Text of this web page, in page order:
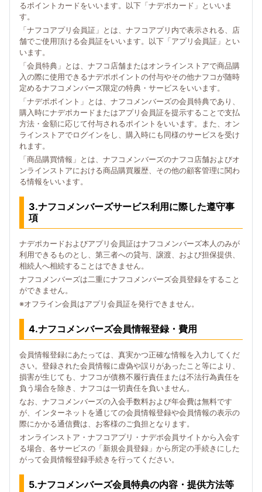
るポイントカードをいいます。以下「ナデポカード」といいま
す。
「ナフコアプリ会員証」とは、ナフコアプリ内で表示される、店
舗でご使用頂ける会員証をいいます。以下「アプリ会員証」とい
います。
「会員特典」とは、ナフコ店舗またはオンラインストアで商品購
入の際に使用できるナデポポイントの付与やその他ナフコが随時
定めるナフコメンバーズ限定の特典・サービスをいいます。
「ナデポポイント」とは、ナフコメンバーズの会員特典であり、
購入時にナデポカードまたはアプリ会員証を提示することで支払
方法・金額に応じて付与されるポイントをいいます。また、オン
ラインストアでログインをし、購入時にも同様のサービスを受け
れます。
「商品購買情報」とは、ナフコメンバーズのナフコ店舗およびオ
ンラインストアにおける商品購買履歴、その他の顧客管理に関わ
る情報をいいます。
3.ナフコメンバーズサービス利用に際した遵守事
項
ナデポカードおよびアプリ会員証はナフコメンバーズ本人のみが
利用できるものとし、第三者への貸与、譲渡、および担保提供、
相続人へ相続することはできません。
ナフコメンバーズは二重にナフコメンバーズ会員登録をすること
ができません。
※オフライン会員はアプリ会員証を発行できません。
4.ナフコメンバーズ会員情報登録・費用
会員情報登録にあたっては、真実かつ正確な情報を入力してくだ
さい。登録された会員情報に虚偽や誤りがあったこと等により、
損害が生じても、ナフコが債務不履行責任または不法行為責任を
負う場合を除き、ナフコは一切責任を負いません。
なお、ナフコメンバーズの入会手数料および年会費は無料です
が、インターネットを通じての会員情報登録や会員情報の表示の
際にかかる通信費は、お客様のご負担となります。
オンラインストア・ナフコアプリ・ナデポ会員サイトから入会す
る場合、各サービスの「新規会員登録」から所定の手続きにした
がって会員情報登録手続きを行ってください。
5.ナフコメンバーズ会員特典の内容・提供方法等